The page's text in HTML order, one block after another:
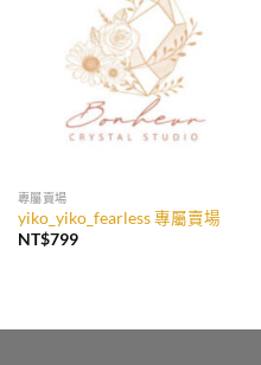
專屬賣場
yiko_yiko_fearless 專屬賣場
NT$799